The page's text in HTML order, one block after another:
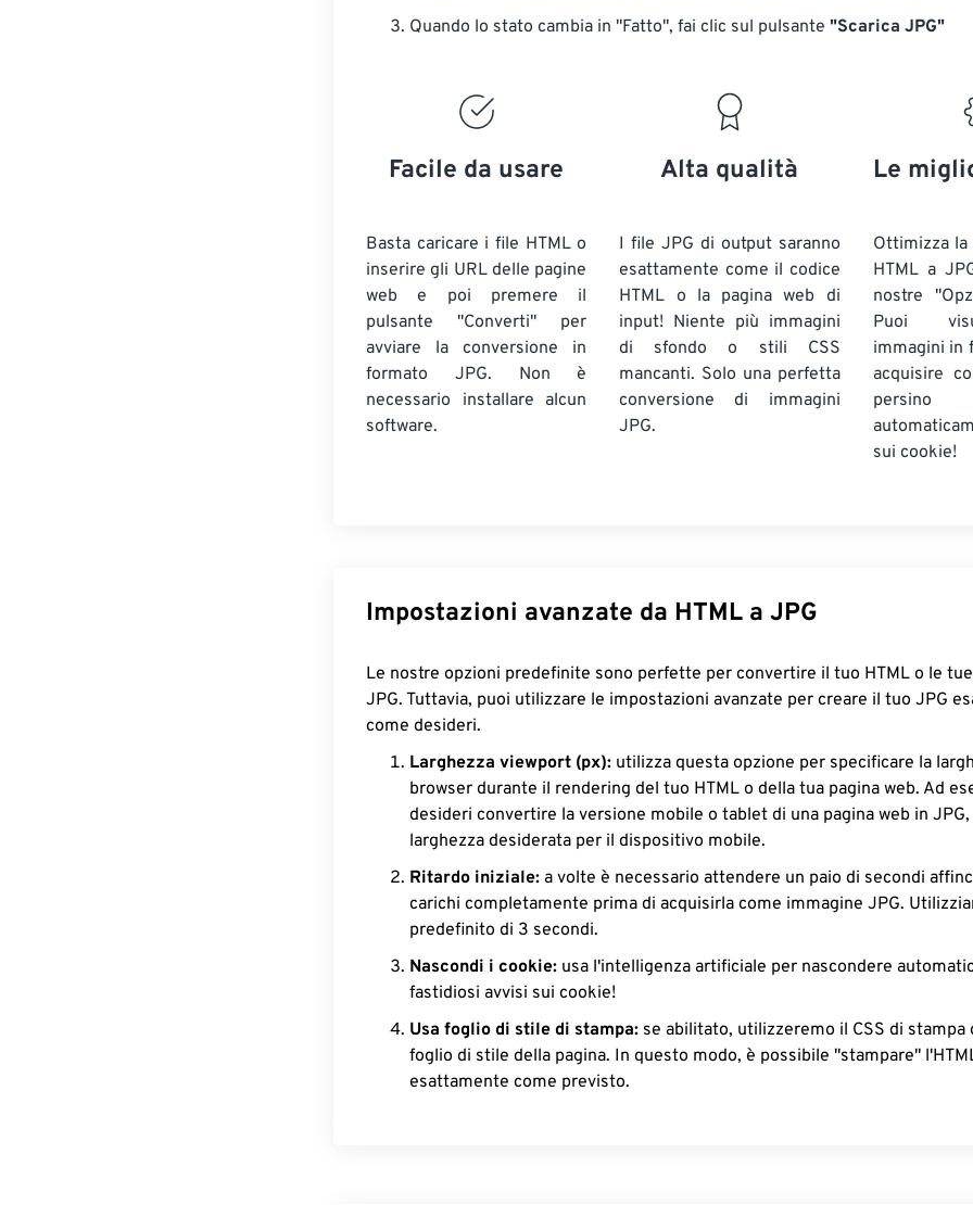
Quando lo stato cambia in "Fatto", fai clic sul pulsante "Scarica JPG"
Facile da usare
Basta caricare i file HTML o
inserire gli URL delle pagine
web e poi premere il
pulsante "Converti" per
avviare la conversione in
formato JPG. Non è
necessario installare alcun
software.
Alta qualità
I file JPG di output saranno
esattamente come il codice
HTML o la pagina web di
input! Niente più immagini
di sfondo o stili CSS
mancanti. Solo una perfetta
conversione di immagini
JPG.
Le
Ottimizza
HTML a
nostre
Puoi
immagini in
acquisire
persino
sui cookie!
Impostazioni avanzate da HTML a JPG
Le nostre opzioni predefinite sono perfette per convertire il tuo HTML o le
JPG. Tuttavia, puoi utilizzare le impostazioni avanzate per creare il tuo JPG
come desideri.
Larghezza viewport (px): utilizza questa opzione per specificare la
browser durante il rendering del tuo HTML o della tua pagina web. Ad
desideri convertire la versione mobile o tablet di una pagina web in
larghezza desiderata per il dispositivo mobile.
Ritardo iniziale: a volte è necessario attendere un paio di secondi
carichi completamente prima di acquisirla come immagine JPG.
predefinito di 3 secondi.
Nascondi i cookie: usa l'intelligenza artificiale per nascondere
fastidiosi avvisi sui cookie!
Usa foglio di stile di stampa: se abilitato, utilizzeremo il CSS di stampa
foglio di stile della pagina. In questo modo, è possibile "stampare"
esattamente come previsto.